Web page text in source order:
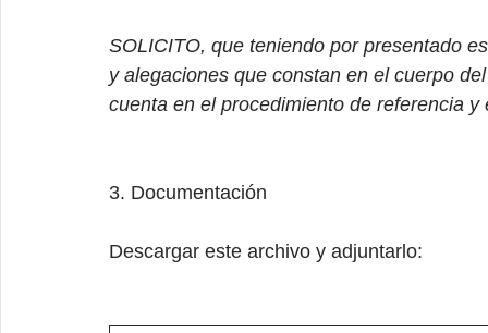
SOLICITO, que teniendo por presentado
y alegaciones que constan en el cuerpo
cuenta en el procedimiento de referencia
3. Documentación
Descargar este archivo y adjuntarlo: